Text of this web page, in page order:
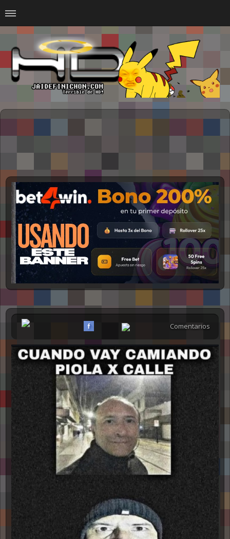
#Animalitosbb
#Chilensis
#CurseadasWTF
#DankMemes
#Otacos
#SacasDeChucha
#Sad
GOTH
Comentarios